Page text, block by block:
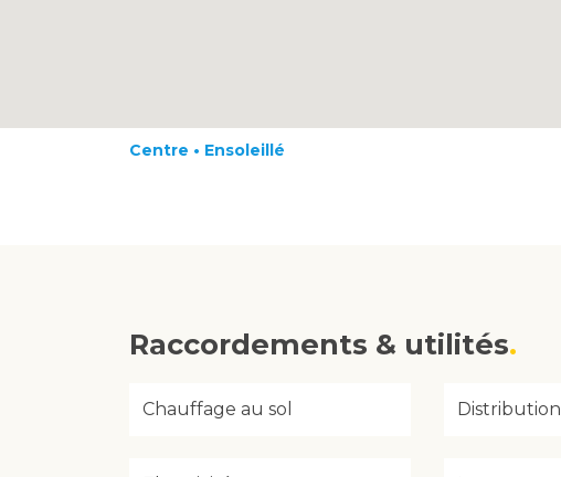
Centre • Ensoleillé
Raccordements & utilités
Chauffage au sol Distribution